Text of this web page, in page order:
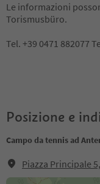
Le informazioni
Torismusbüro.
Tel. +39 0471 882077
Posizione e
Campo da tennis ad
Piazza Principale